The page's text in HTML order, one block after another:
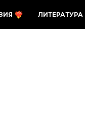
ЛИТЕРАТУРА